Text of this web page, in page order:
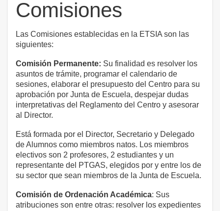
Comisiones
Las Comisiones establecidas en la ETSIA son las
siguientes:
Comisión Permanente: Su finalidad es resolver los
asuntos de trámite, programar el calendario de
sesiones, elaborar el presupuesto del Centro para su
aprobación por Junta de Escuela, despejar dudas
interpretati­vas del Reglamento del Centro y asesorar
al Director.
Está formada por el Director, Secretario y Delegado
de Alumnos como miembros natos. Los miembros
electivos son 2 profesores, 2 estudiantes y un
representante del PTGAS, elegidos por y entre los de
su sector que sean miembros de la Junta de Escuela.
Comisión de Ordenación Académica: Sus
atribuciones son entre otras: resolver los expedientes